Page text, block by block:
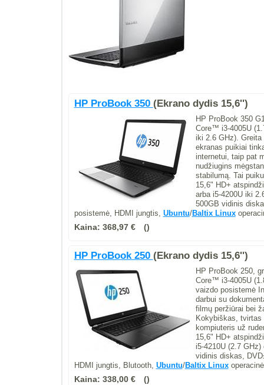
HP ProBook 350 (Ekrano dydis 15,6'')
HP ProBook 350
Core™ i3-4005U
iki 2.6 GHz).
ekranas puikiai
internetui, taip pat
nudžiugins
stabilumą. Tai
15,6" HD+
arba i5-4200U iki
500GB vidinis
posistemė, HDMI jungtis, Ubuntu/Baltix Linux
Kaina: 368,97 €
HP ProBook 250 (Ekrano dydis 15,6'')
HP ProBook 250,
Core™ i3-4005U
vaizdo posistemė
darbui su
filmų peržiūrai bei
Kokybiškas,
kompiuteris už
15,6" HD+
i5-4210U (2.7
vidinis diskas,
HDMI jungtis, Blutooth, Ubuntu/Baltix Linux
Kaina: 338,00 €